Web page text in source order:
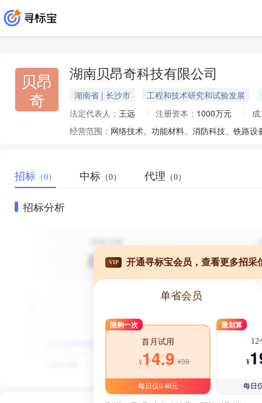
贝昂
奇
湖南贝昂奇科技有限公司
湖南省 | 长沙市 工程和技术研究和试验发展
法定代表人： 王远 注册资本： 1000万元
经营范围：
招标 （0） 中标 （0） 代理 （0）
招标分析
VIP 开通寻标宝会员，查看更多招采
单省会员
限购一次
首月试用
¥14.9 ¥39
每日仅0.48元
最划算
12
¥
每日